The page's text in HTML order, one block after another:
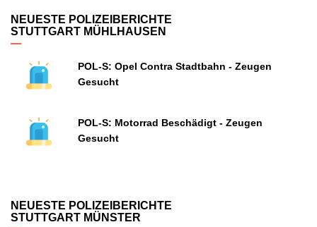
NEUESTE POLIZEIBERICHTE
STUTTGART MÜHLHAUSEN
POL-S: Opel Contra Stadtbahn - Zeugen
Gesucht
POL-S: Motorrad Beschädigt - Zeugen
Gesucht
NEUESTE POLIZEIBERICHTE
STUTTGART MÜNSTER